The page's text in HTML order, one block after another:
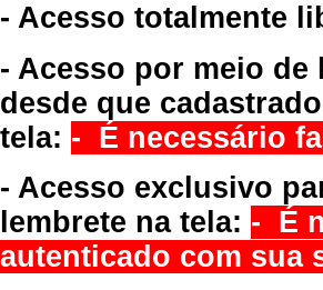
- Acesso totalmente
- Acesso por meio
desde que
tela: - É necessário
- Acesso exclusivo
lembrete na tela: - É
autenticado com sua